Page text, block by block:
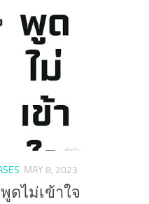
MAY 8, 2023
ดไม่เข้าใจ